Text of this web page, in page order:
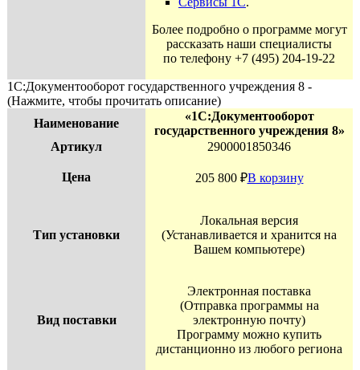
Более подробно о программе могут
рассказать наши специалисты
по телефону +7 (495) 204-19-22
1С:Документооборот государственного учреждения 8 -
(Нажмите, чтобы прочитать описание)
Наименование
«1С:Документооборот
государственного учреждения 8»
Артикул
2900001850346
Цена 205 800 ₽В корзину
Тип установки
Локальная версия
(Устанавливается и хранится на
Вашем компьютере)
Вид поставки
Электронная поставка
(Отправка программы на
электронную почту)
Программу можно купить
дистанционно из любого региона